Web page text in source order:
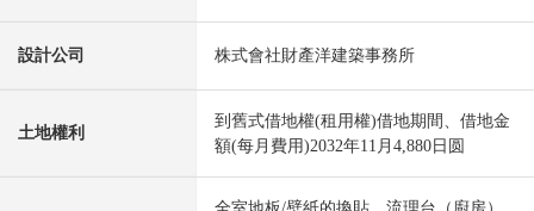
設計公司 株式會社財產洋建築事務所
土地權利
到舊式借地權(租用權)借地期間、借地金
額(每月費用)2032年11月4,880日圆